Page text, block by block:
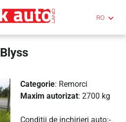
keyboard_arrow_down
Blyss
Categorie: Remorci
Maxim autorizat: 2700 kg
Conditii de inchirieri auto:-